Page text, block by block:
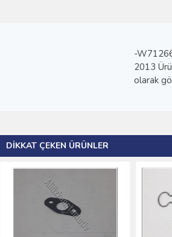
-
2013
olarak
DIKKAT ÇEKEN ÜRÜNLER